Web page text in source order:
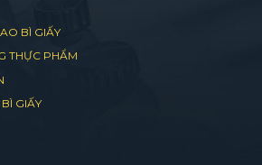
BÌ GIẤY
THỰC PHẨM
GIẤY